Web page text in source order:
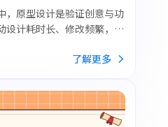
，原型设计是验证创意与功
设计耗时长、修改频繁，而
将分享墨刀AI工具使用方
，让你快速生成高质量原
了解更多